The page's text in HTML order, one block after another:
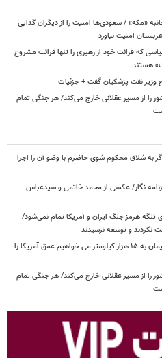
«مکه» / سعودی‌ها امنیت را از دیگران گدایی
امنیت نیاورد
که قرائت خود از رهبری را تنها قرائت مشروع
هستند
وزیر نفت پزشکیان گفت + جزئیات
را از مسیر عقلانی خارج می‌کند/ هر جنگی تمام
به شلاق محکوم شوی حاضرم با وضو آن را اجرا
نگار/ عکسی از محمد خاتمی و سیدعباس
تنگه هرمز جنگ ایران و آمریکا تمام نمی‌شود/
نکردند و توسعه نرسیدند
امام‌ جمعه اهواز: با افزایش برد موشک هایمان به ۱۵ هزار کیلومتر می خواهیم عمق آمریکا را
را از مسیر عقلانی خارج می‌کند/ هر جنگی تمام